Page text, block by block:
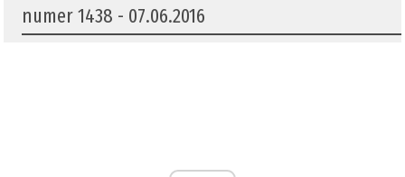
numer 1438 - 07.06.2016